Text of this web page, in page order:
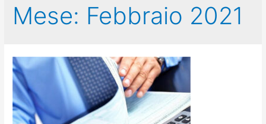
Mese: Febbraio 2021